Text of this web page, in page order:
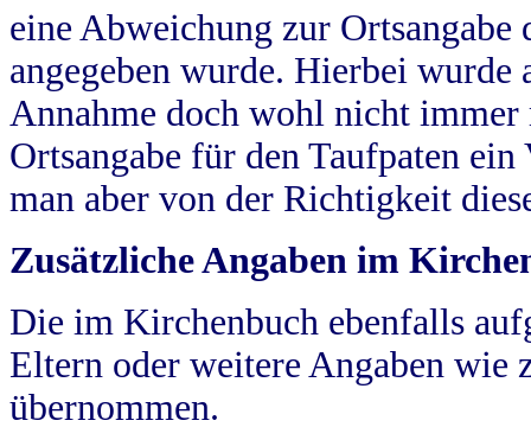
eine Abweichung zur
angegeben wurde. Hierbei wurde
Annahme doch wohl nicht
Ortsangabe für den Taufpaten
man aber von der Richtigkeit
Zusätzliche Angaben im
Die im Kirchenbuch ebenfalls
Eltern oder weitere Angaben wie
übernommen.